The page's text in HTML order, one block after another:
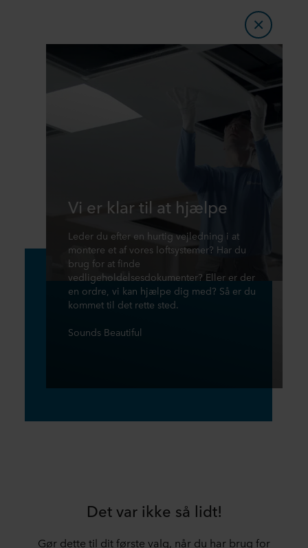
Vi er klar til at hjælpe
Leder du efter en hurtig vejledning i at
montere et af vores loftsystemer? Har du
brug for at finde
vedligeholdelsesdokumenter? Eller er der
en ordre, vi kan hjælpe dig med? Så er du
kommet til det rette sted.
Sounds Beautiful
Det var ikke så lidt!
Gør dette til dit første valg, når du har brug for